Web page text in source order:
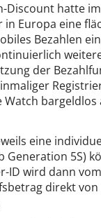
Discount hatte
in Europa eine
Bezahlen
der
bargeldlos
eine
Generation 5S)
ID wird dann
direkt